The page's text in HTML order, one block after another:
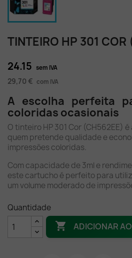
TINTEIRO HP 301
24.15 sem IVA
29,70 € com IVA
A escolha perfeita
coloridas ocasionais
O tinteiro HP 301 Cor (CH562EE)
quem pretende qualidade e
impressões coloridas.
Com capacidade de 3ml e
este cartucho é perfeito para
um volume moderado de
Quantidade
 ADICIONAR